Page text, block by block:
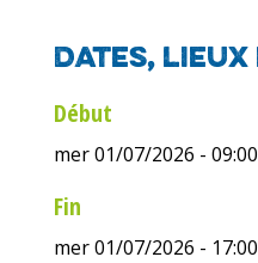
Dates,
Début
mer 01/07/2026 - 09:00
Fin
mer 01/07/2026 - 17:00